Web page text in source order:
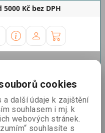
Kč bez DPH
Nejprodávanější
Detection Kit 1 ks
cookies
další údaje k zajištění
souhlasem i mj. k
webových stránek.
souhlasíte s